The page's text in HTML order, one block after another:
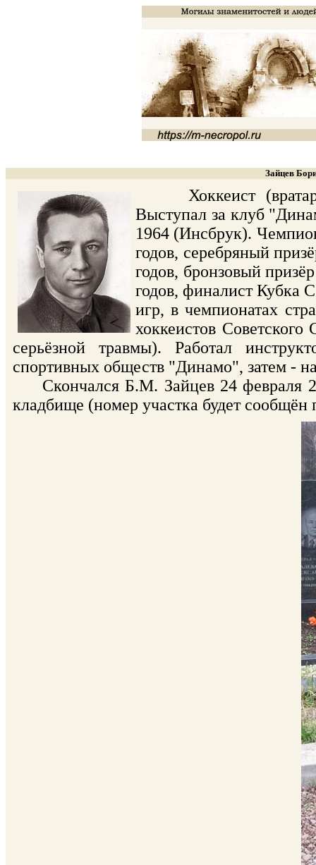
Зайцев
Хоккеист
Выступал за клуб
1964 (Инсбрук).
годов, серебряный
годов, бронзовый
годов, финалист Кубка
игр, в чемпионатах
хоккеистов
серьёзной травмы). Работал
спортивных обществ "Динамо", затем -
Скончался Б.М. Зайцев 24 февраля
кладбище (номер участка будет сообщён